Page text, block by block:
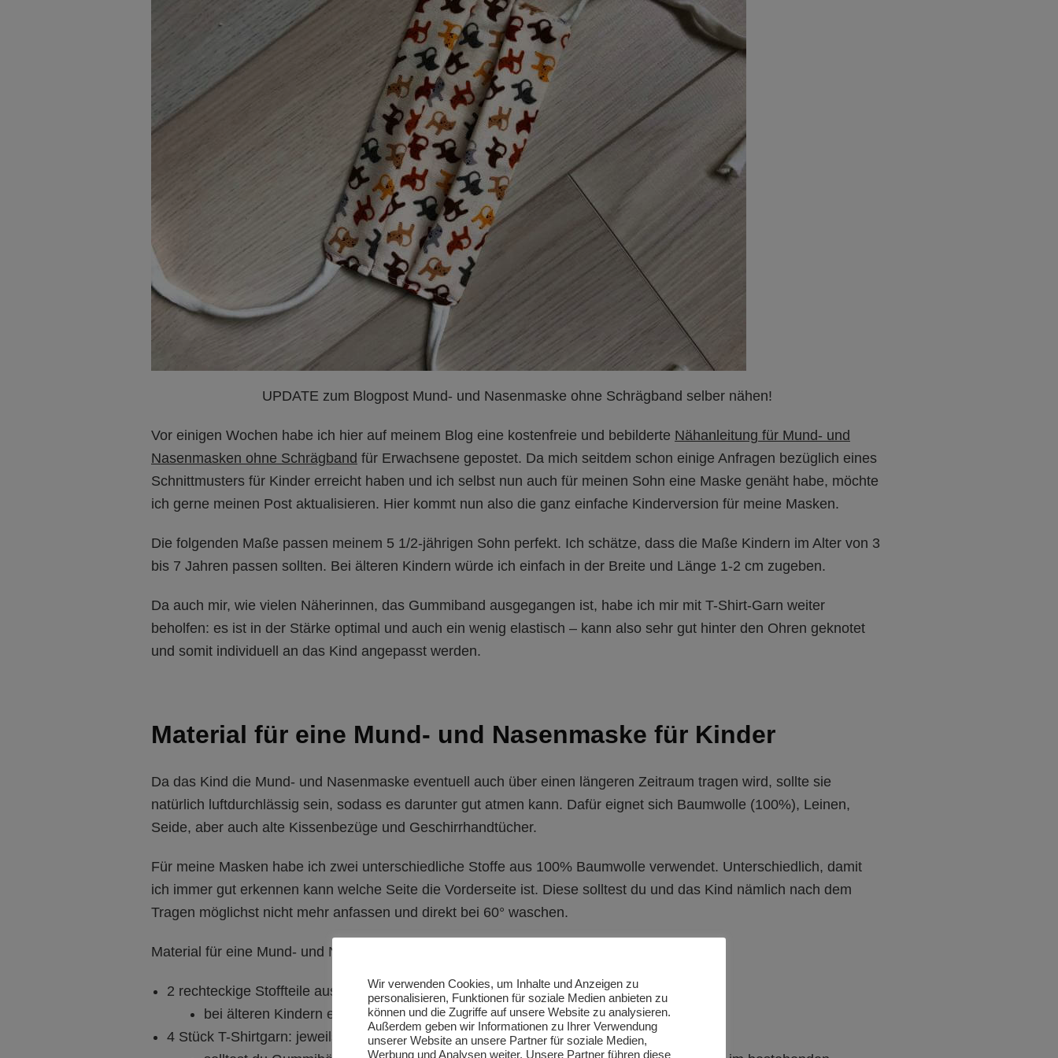
UPDATE zum Blogpost Mund- und Nasenmaske ohne Schrägband selber nähen!
Vor einigen Wochen habe ich hier auf meinem Blog eine kostenfreie und bebilderte Nähanleitung für Mund- und
Nasenmasken ohne Schrägband für Erwachsene gepostet. Da mich seitdem schon einige Anfragen bezüglich eines
Schnittmusters für Kinder erreicht haben und ich selbst nun auch für meinen Sohn eine Maske genäht habe, möchte
ich gerne meinen Post aktualisieren. Hier kommt nun also die ganz einfache Kinderversion für meine Masken.
Die folgenden Maße passen meinem 5 1/2-jährigen Sohn perfekt. Ich schätze, dass die Maße Kindern im Alter von 3
bis 7 Jahren passen sollten. Bei älteren Kindern würde ich einfach in der Breite und Länge 1-2 cm zugeben.
Da auch mir, wie vielen Näherinnen, das Gummiband ausgegangen ist, habe ich mir mit T-Shirt-Garn weiter
beholfen: es ist in der Stärke optimal und auch ein wenig elastisch – kann also sehr gut hinter den Ohren geknotet
und somit individuell an das Kind angepasst werden.
Material für eine Mund- und Nasenmaske für Kinder
Da das Kind die Mund- und Nasenmaske eventuell auch über einen längeren Zeitraum tragen wird, sollte sie
natürlich luftdurchlässig sein, sodass es darunter gut atmen kann. Dafür eignet sich Baumwolle (100%), Leinen,
Seide, aber auch alte Kissenbezüge und Geschirrhandtücher.
Für meine Masken habe ich zwei unterschiedliche Stoffe aus 100% Baumwolle verwendet. Unterschiedlich, damit
ich immer gut erkennen kann welche Seite die Vorderseite ist. Diese solltest du und das Kind nämlich nach dem
Tragen möglichst nicht mehr anfassen und direkt bei 60° waschen.
Material für eine Mund- und Nasenmaske:
2 rechteckige Stoffteile aus 100% Baumwolle: je 17 x 15 cm (3-6 Jahre)
bei älteren Kindern einfach 1-2 cm in der Breite und Länge zugeben
4 Stück T-Shirtgarn: jeweils 22 cm lang (kann individuell verlängert werden)
Wir verwenden Cookies, um Inhalte und Anzeigen zu
personalisieren, Funktionen für soziale Medien anbieten zu
können und die Zugriffe auf unsere Website zu analysieren.
Außerdem geben wir Informationen zu Ihrer Verwendung
unserer Website an unsere Partner für soziale Medien,
Werbung und Analysen weiter. Unsere Partner führen diese